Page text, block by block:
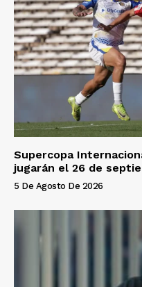
Supercopa
jugarán el 26 de
5 De Agosto De 2026